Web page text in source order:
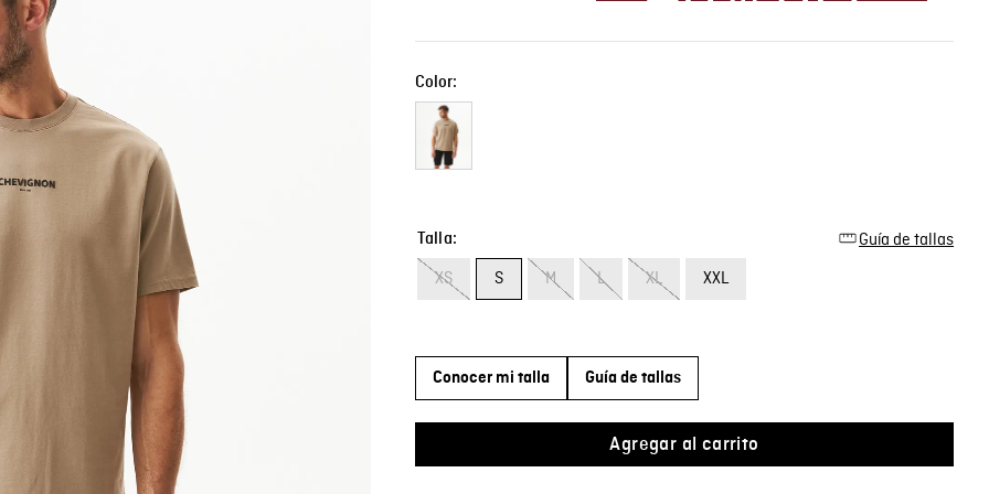
Color:
Guía de tallas
Talla
XS S M L XL XXL
Conocer mi talla Guía de tallas
Agregar al carrito